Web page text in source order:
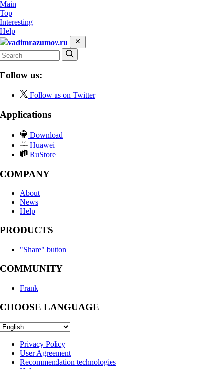
Main
Top
Interesting
Help
vadimrazumov.ru
Follow us:
Follow us on Twitter
Applications
Download
Huawei
RuStore
COMPANY
About
News
Help
PRODUCTS
"Share" button
COMMUNITY
Frank
CHOOSE LANGUAGE
Privacy Policy
User Agreement
Recommendation technologies